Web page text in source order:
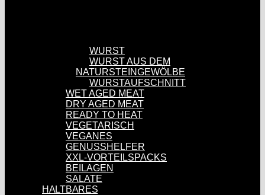
WURST
WURST AUS DEM
NATURSTEINGEWÖLBE
WURSTAUFSCHNITT
WET AGED MEAT
DRY AGED MEAT
READY TO HEAT
VEGETARISCH
VEGANES
GENUSSHELFER
XXL-VORTEILSPACKS
BEILAGEN
SALATE
HALTBARES